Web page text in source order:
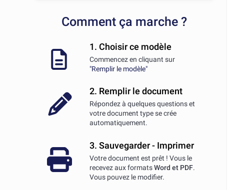
Comment ça marche ?
1. Choisir ce modèle
Commencez en cliquant sur
"Remplir le modèle"
2. Remplir le document
Répondez à quelques questions et
votre document type se crée
automatiquement.
3. Sauvegarder - Imprimer
Votre document est prêt ! Vous le
recevez aux formatsWord et PDF.
Vous pouvez le modifier.